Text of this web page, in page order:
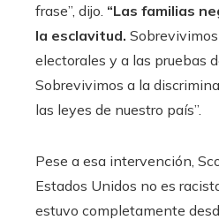
frase”, dijo. “Las familias
la esclavitud.
electorales y a las pruebas
Sobrevivimos a la
las leyes de nuestro país”.
Pese a esa intervención,
Estados Unidos no es
estuvo completamente